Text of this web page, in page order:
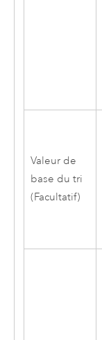
Valeur de
base du tri
(Facultatif)